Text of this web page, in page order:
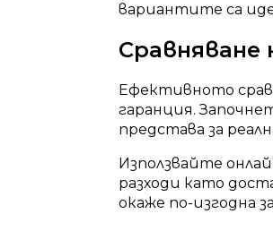
вариантите са
Ефективното
гаранция.
представа за
Използвайте
разходи като
окаже по-изгодна